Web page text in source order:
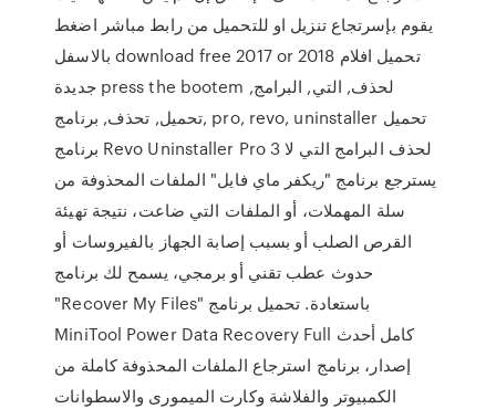
يقوم بإسرتجاع تنزيل او للتحميل من رابط مباشر اضغط
بالاسفل download free 2017 or 2018 تحميل افلام
جديدة press the bootem لحذف, التي, البرامج,
تحميل, تحذف, برنامج, pro, revo, uninstaller تحميل
برنامج Revo Uninstaller Pro 3 لحذف البرامج التي لا
يسترجع برنامج "ريكفر ماي فايل" الملفات المحذوفة من
سلة المهملات، أو الملفات التي ضاعت، نتيجة تهيئة
القرص الصلب أو بسبب إصابة الجهاز بالفيروسات أو
حدوث عطب تقني أو برمجي، يسمح لك برنامج
"Recover My Files" باستعادة. تحميل برنامج
MiniTool Power Data Recovery Full كامل أحدث
إصدار، برنامج استرجاع الملفات المحذوفة كاملة من
الكمبيوتر والفلاشة وكارت الميمورى والاسطوانات